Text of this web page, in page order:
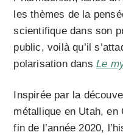
les thèmes de la
scientifique dans son
public, voilà qu’il
polarisation dansLe
Inspirée par la
métallique en Utah, en
fin de l’année 2020,